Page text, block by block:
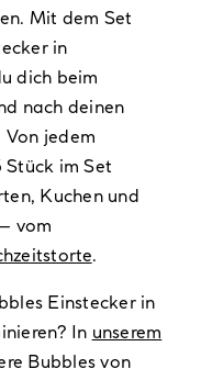
Mit dem Set
in
dich beim
nach deinen
Von jedem
Stück im Set
Kuchen und
vom
.
Einstecker in
In unserem
Bubbles von